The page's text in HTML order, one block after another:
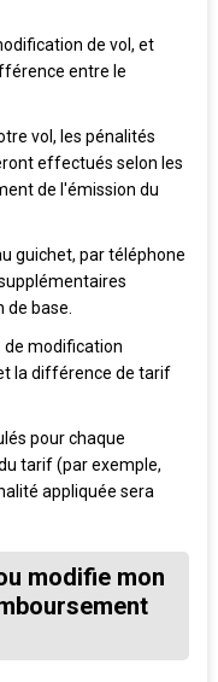
de vol, et
entre le
vol, les pénalités
effectués selon les
de l'émission du
guichet, par téléphone
base.
de modification
la différence de tarif
pour chaque
tarif (par exemple,
appliquée sera
modifie mon